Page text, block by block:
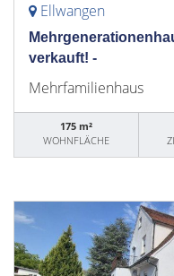
Ellwangen
verkauft! -
Mehrfamilienhaus
175 m²
WOHNFLÄCHE